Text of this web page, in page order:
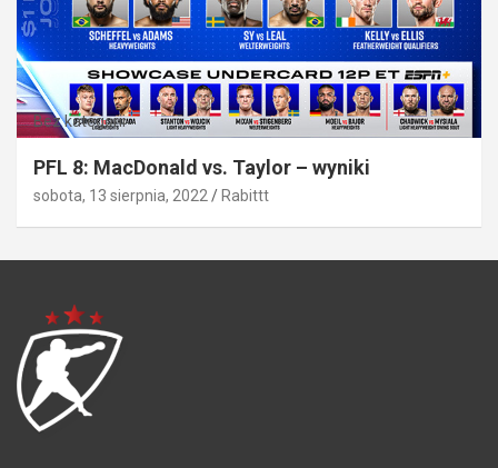
Bez kategorii
PFL 8: MacDonald vs. Taylor – wyniki
sobota, 13 sierpnia, 2022 Rabittt